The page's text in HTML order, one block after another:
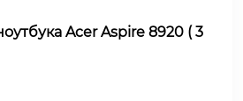
Acer Aspire 8920 ( 3